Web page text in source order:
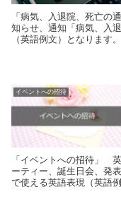
「病気、入退院、死亡の通知」
知らせ、通知「病気、入
イベントへの招待
「イベントへの招待」 英語例文、英語
ーティー、誕生日会、発